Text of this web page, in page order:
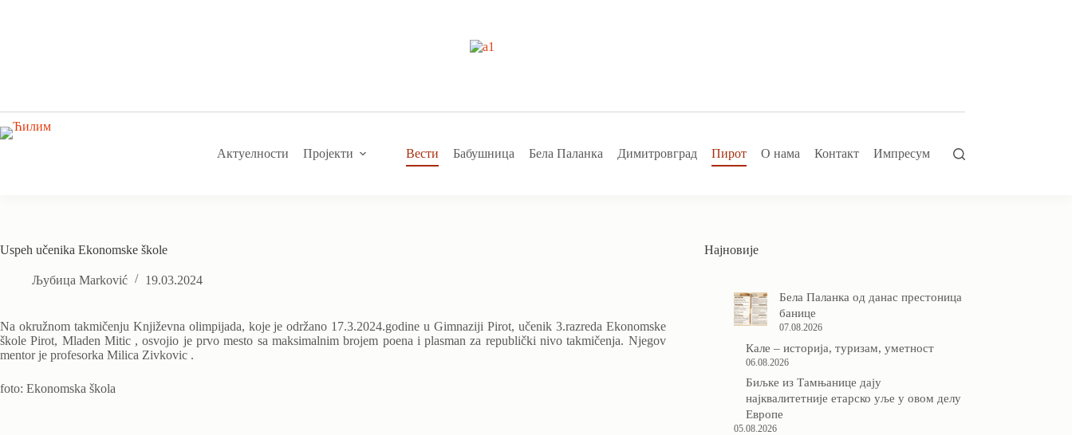
Актуелности Пројекти Вести Бабушница Бела Паланка Димитровград Пирот О нама Контакт Импресум
Uspeh učenika Ekonomske škole
Љубица Marković 19.03.2024
Na okružnom takmičenju Književna olimpijada, koje je održano 17.3.2024.godine u Gimnaziji Pirot, učenik 3.razreda Ekonomske
škole Pirot, Mladen Mitic , osvojio je prvo mesto sa maksimalnim brojem poena i plasman za republički nivo takmičenja. Njegov
mentor je profesorka Milica Zivkovic .
foto: Ekonomska škola
Најновије
Бела Паланка од данас престоница
банице
07.08.2026
Кале – историја, туризам, уметност
06.08.2026
Биљке из Тамњанице дају
најквалитетније етарско уље у овом делу
Европе
05.08.2026